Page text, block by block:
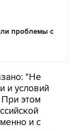
проблемы с
"Не
и условий
этом
и с